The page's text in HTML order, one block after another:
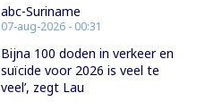
abc-Suriname
07-aug-2026 - 00:31
Bijna 100 doden in verkeer en
suïcide voor 2026 is veel te
veel’, zegt Lau